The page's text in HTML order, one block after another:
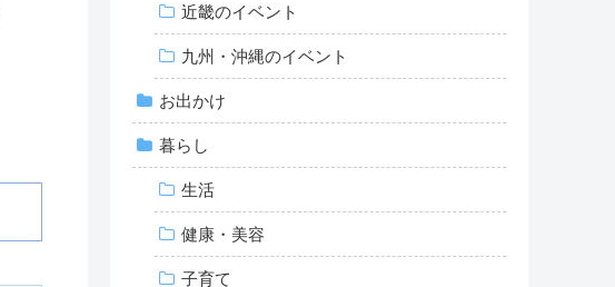
近畿のイベント
九州・沖縄のイベント
お出かけ
暮らし
生活
健康・美容
子育て